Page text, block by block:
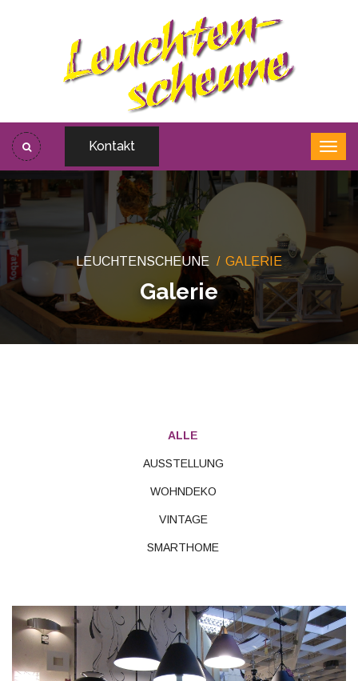
Kontakt
LEUCHTENSCHEUNE GALERIE
Galerie
ALLE
AUSSTELLUNG
WOHNDEKO
VINTAGE
SMARTHOME